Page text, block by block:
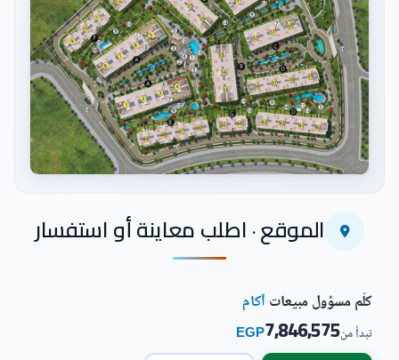
اضغط للتكبيرالموقع · اطلب معاينة أو استفسار
كلّم مسؤول مبيعاتآكام
تبدأ من7,846,575
EGP